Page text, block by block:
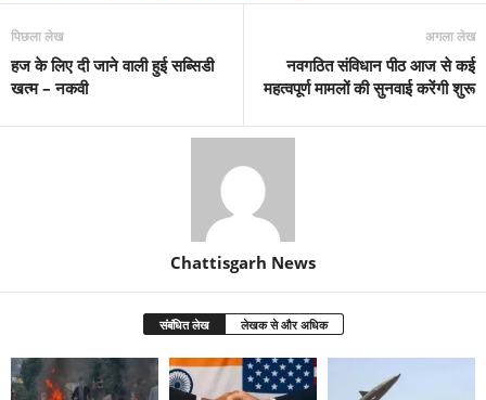
पिछला लेख
हज के लिए दी जाने वाली हुई सब्सिडी
खत्म – नकवी
अगला लेख
नवगठित संविधान पीठ आज से कई
महत्वपूर्ण मामलों की सुनवाई करेंगी शुरू
Chattisgarh News
संबंधित लेख लेखक से और अधिक